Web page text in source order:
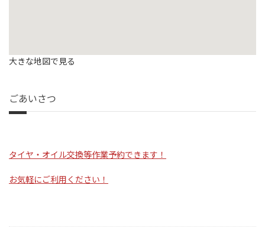
大きな地図で見る
ごあいさつ
タイヤ・オイル交換等作業予約できます！
お気軽にご利用ください！